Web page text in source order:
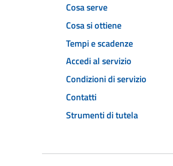
Cosa serve
Cosa si ottiene
Tempi e scadenze
Accedi al servizio
Condizioni di servizio
Contatti
Strumenti di tutela